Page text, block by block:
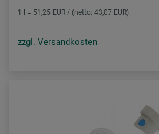
1 l = 51,25 EUR / (netto: 43,07 EUR)
zzgl. Versandkosten